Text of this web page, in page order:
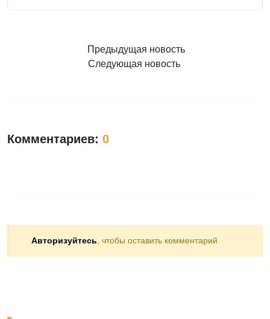
Предыдущая новость
Следующая новость
Комментариев: 0
Авторизуйтесь , чтобы оставить комментарий